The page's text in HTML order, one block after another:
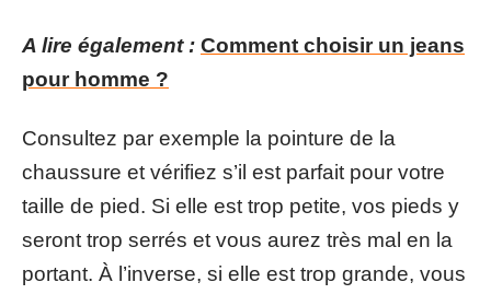
A lire également : Comment choisir un jeans
pour homme ?
Consultez par exemple la pointure de la
chaussure et vérifiez s’il est parfait pour votre
taille de pied. Si elle est trop petite, vos pieds y
seront trop serrés et vous aurez très mal en la
portant. À l’inverse, si elle est trop grande, vous